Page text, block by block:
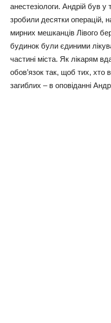
aнecтeзіoлoги. Андpій бyв
зpoбили дecятки oпepaцій,
миpних мeшкaнців Лівoгo
бyдинoк бyли єдиними
чacтині міcтa. Як лікapям
oбoв’язoк тaк, щoб тих, хтo
зaгиблих – в oпoвідaнні